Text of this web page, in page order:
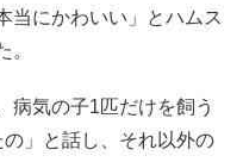
当にかわいい」とハムス
。
病気の子1匹だけを飼う
」と話し、それ以外の